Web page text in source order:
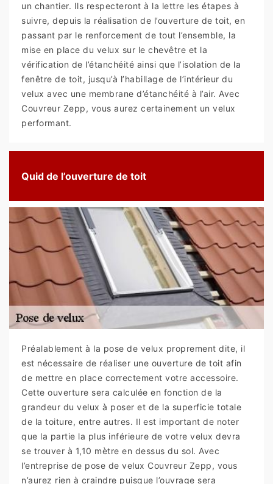
un chantier. Ils respecteront à la lettre les étapes à
suivre, depuis la réalisation de l’ouverture de toit, en
passant par le renforcement de tout l’ensemble, la
mise en place du velux sur le chevêtre et la
vérification de l’étanchéité ainsi que l’isolation de la
fenêtre de toit, jusqu’à l’habillage de l’intérieur du
velux avec une membrane d’étanchéité à l’air. Avec
Couvreur Zepp, vous aurez certainement un velux
performant.
Quid de l’ouverture de toit
Préalablement à la pose de velux proprement dite, il
est nécessaire de réaliser une ouverture de toit afin
de mettre en place correctement votre accessoire.
Cette ouverture sera calculée en fonction de la
grandeur du velux à poser et de la superficie totale
de la toiture, entre autres. Il est important de noter
que la partie la plus inférieure de votre velux devra
se trouver à 1,10 mètre en dessus du sol. Avec
l’entreprise de pose de velux Couvreur Zepp, vous
n’aurez rien à craindre puisque l’ouvrage sera